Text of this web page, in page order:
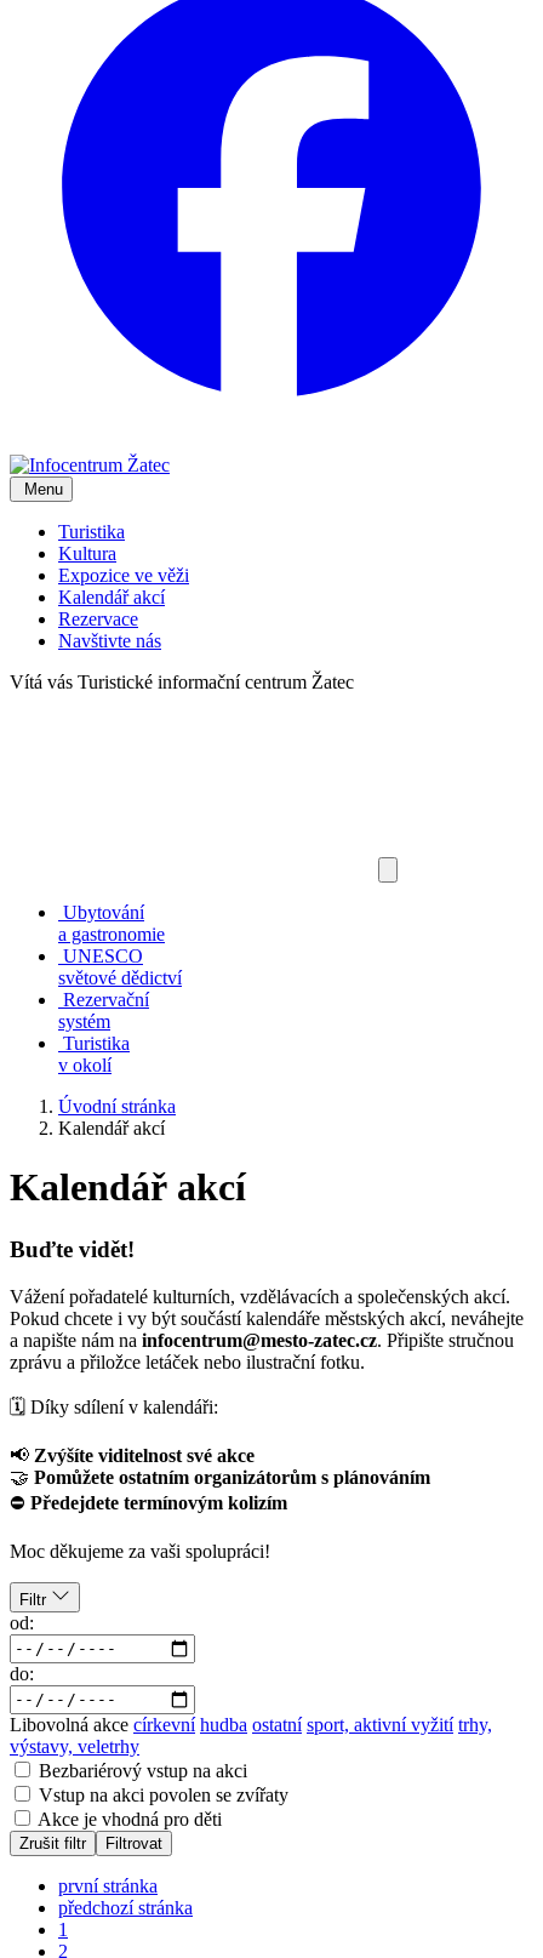
Menu
Turistika
Kultura
Expozice ve věži
Kalendář akcí
Rezervace
Navštivte nás
Vítá vás Turistické informační centrum Žatec
Ubytování
a gastronomie
UNESCO
světové dědictví
Rezervační
systém
Turistika
v okolí
Úvodní stránka
Kalendář akcí
Kalendář akcí
Buďte vidět!
Vážení pořadatelé kulturních, vzdělávacích a společenských akcí.
Pokud chcete i vy být součástí kalendáře městských akcí, neváhejte
a napište nám na infocentrum@mesto-zatec.cz. Připište stručnou
zprávu a přiložce letáček nebo ilustrační fotku.
🗓️ Díky sdílení v kalendáři:
📢 Zvýšíte viditelnost své akce
🤝 Pomůžete ostatním organizátorům s plánováním
⛔ Předejdete termínovým kolizím
Moc děkujeme za vaši spolupráci!
Filtr
od:
do:
Libovolná akce církevní hudba ostatní sport, aktivní vyžití trhy,
výstavy, veletrhy
Bezbariérový vstup na akci
Vstup na akci povolen se zvířaty
Akce je vhodná pro děti
Zrušit filtr Filtrovat
první stránka
předchozí stránka
1
2